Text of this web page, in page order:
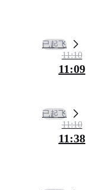
已起飞
11:10
11:09
已起飞
11:10
11:38